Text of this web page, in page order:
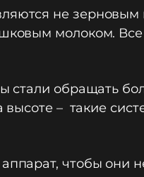
не
молоком. Все
стали обращать
– такие
чтобы они